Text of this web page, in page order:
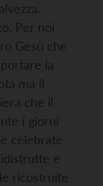
Per noi
Gesù che
la
ma il
che il
i giorni
celebrate
e
ricostruite